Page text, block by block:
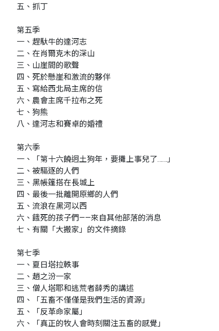
五、抓丁
第五季
一、趕馱牛的達河志
二、在肖爾克木的深山
三、山崖間的歌聲
四、死於懸崖和激流的夥伴
五、寫給西北局主席的信
六、農會主席千拉布之死
七、狗熊
八、達河志和賽卓的婚禮
第六季
一、「第十六饒迥土狗年，要攤上事兒了……」
二、被驅逐的人們
三、黑帳篷搭在長城上
四、最後一批離開原鄉的人們
五、流浪在黑河以西
六、餓死的孩子們——來自其他部落的消息
七、有關「大搬家」的文件摘錄
第七季
一、夏日塔拉軼事
二、趙之汾一家
三、僧人塔耶和逃荒者薛秀的講述
四、「五畜不僅僅是我們生活的資源」
五、「反革命家屬」
六、「真正的牧人會時刻關注五畜的感覺」